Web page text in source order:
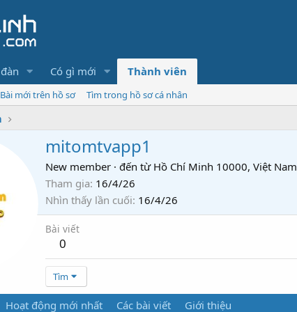
Có gì mới Thành viên
Bài mới trên hồ sơ
Tìm trong hồ sơ cá nhân
mitomtvapp1
New member · đến từ Hồ Chí Minh 10000, Việt Nam
Tham gia 16/4/26
Nhìn thấy lần cuối 16/4/26
Bài viết
0
Tìm
Hoạt động mới nhất Các bài viết Giới thiệu